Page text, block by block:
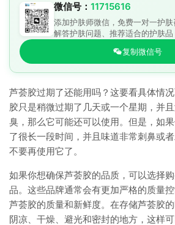
微信号： 11715616
添加护肤师微信，免费一对一护肤
解答护肤问题、推荐适合的护肤品
复制微信号
芦荟胶过期了还能用吗？这要看具体情
胶只是稍微过期了几天或一个星期，并
臭，那么它可能还可以使用。但是，如
了很长一段时间，并且味道非常刺鼻或
不要再使用它了。
如果你想确保芦荟胶的品质，可以选择
品。这些品牌通常会有更加严格的质量
芦荟胶的质量和新鲜度。在存储芦荟胶
阴凉、干燥、避光和密封的地方，这样